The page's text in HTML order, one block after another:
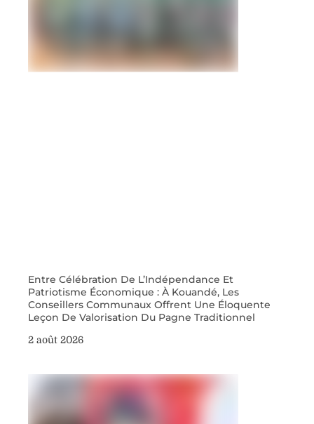
Entre Célébration De L’Indépendance Et
Patriotisme Économique : À Kouandé, Les
Conseillers Communaux Offrent Une Éloquente
Leçon De Valorisation Du Pagne Traditionnel
2 août 2026